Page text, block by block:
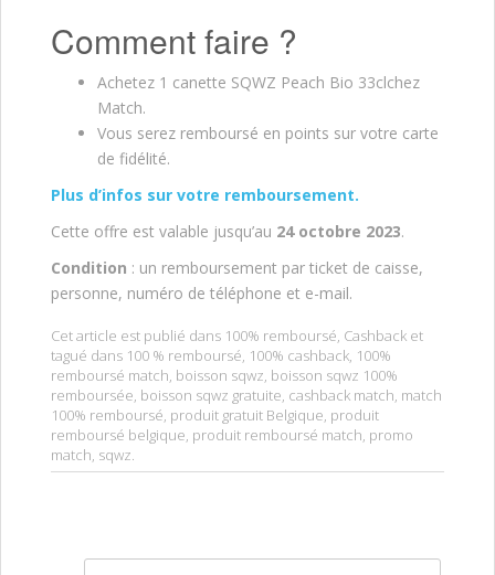
Comment faire ?
Achetez 1 canette SQWZ Peach Bio 33clchez
Match.
Vous serez remboursé en points sur votre carte
de fidélité.
Plus d’infos sur votre remboursement.
Cette offre est valable jusqu’au 24 octobre 2023.
Condition : un remboursement par ticket de caisse,
personne, numéro de téléphone et e-mail.
Cet article est publié dans 100% remboursé, Cashback et
tagué dans 100 % remboursé, 100% cashback, 100%
remboursé match, boisson sqwz, boisson sqwz 100%
remboursée, boisson sqwz gratuite, cashback match, match
100% remboursé, produit gratuit Belgique, produit
remboursé belgique, produit remboursé match, promo
match, sqwz.